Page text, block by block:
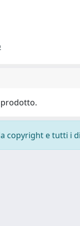
prodotto.
copyright e tutti i